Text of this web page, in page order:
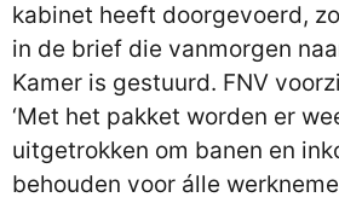
kabinet heeft doorgevoerd,
in de brief die vanmorgen
Kamer is gestuurd. FNV
‘Met het pakket worden er
uitgetrokken om banen en
behouden voor álle